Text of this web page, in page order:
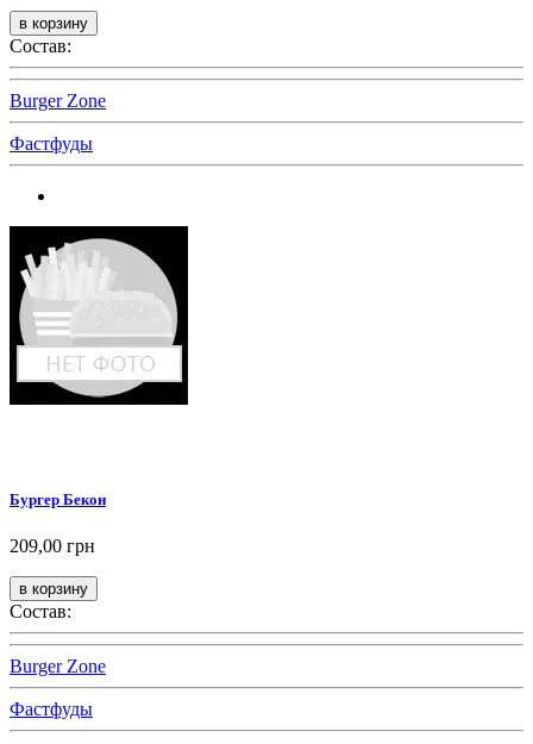
Состав:
Burger Zone
Фастфуды
Бургер Бекон
209,00 грн
Состав:
Burger Zone
Фастфуды